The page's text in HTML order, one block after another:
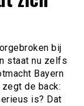
bij
staat nu zelfs
Bayern
de back:
is? Dat